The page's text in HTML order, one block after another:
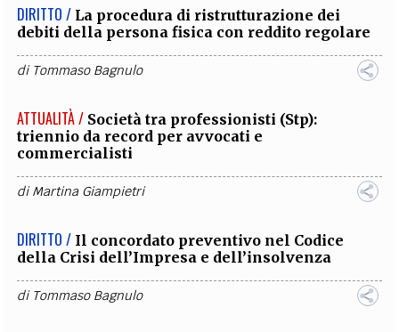
DIRITTO / La procedura di ristrutturazione dei
debiti della persona fisica con reddito regolare
di Tommaso Bagnulo
ATTUALITÀ / Società tra professionisti (Stp):
triennio da record per avvocati e
commercialisti
diMartina Giampietri
DIRITTO / Il concordato preventivo nel Codice
della Crisi dell’Impresa e dell’insolvenza
di Tommaso Bagnulo